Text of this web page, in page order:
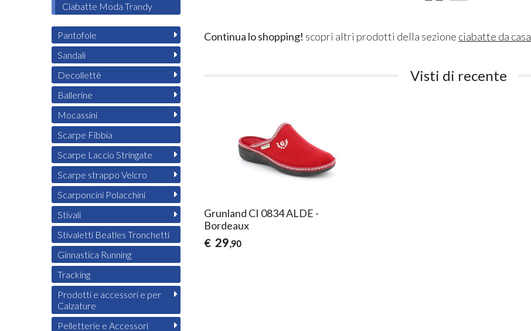
Continua lo shopping! scopri altri prodotti della sezione ciabatte da casa
Visti di recente
Grunland CI 0834 ALDE -
Bordeaux
€ 29,90
Ciabatte Moda Trandy
Pantofole
Sandali
Decollettè
Ballerine
Mocassini
Scarpe Fibbia
Scarpe Laccio Stringate
Scarpe strappo Velcro
Scarponcini Polacchini
Stivali
Stivaletti Beatles Tronchetti
Ginnastica Running
Tracking
Prodotti e accessori e per
Calzature
Pelletterie e Accessori